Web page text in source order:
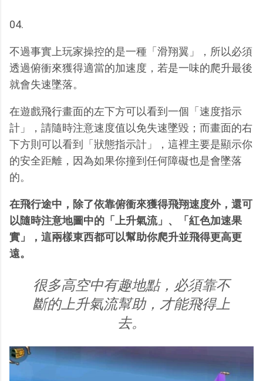
04.
不過事實上玩家操控的是一種「滑翔翼」，所以必須
透過俯衝來獲得適當的加速度，若是一味的爬升最後
就會失速墜落。
在遊戲飛行畫面的左下方可以看到一個「速度指示
計」，請隨時注意速度值以免失速墜毀；而畫面的右
下方則可以看到「狀態指示計」，這裡主要是顯示你
的安全距離，因為如果你撞到任何障礙也是會墜落
的。
在飛行途中，除了依靠俯衝來獲得飛翔速度外，還可
以隨時注意地圖中的「上升氣流」、「紅色加速果
實」，這兩樣東西都可以幫助你爬升並飛得更高更
遠。
很多高空中有趣地點，必須靠不
斷的上升氣流幫助，才能飛得上
去。